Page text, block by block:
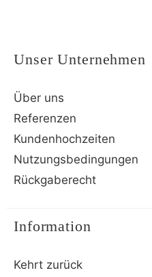
Unser Unternehmen
Über uns
Referenzen
Kundenhochzeiten
Nutzungsbedingungen
Rückgaberecht
Information
Kehrt zurück